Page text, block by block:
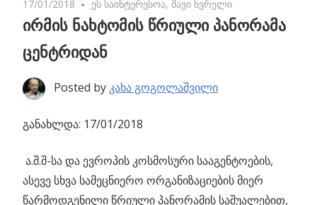
17/01/2018 No comments
ეს საინტერესოა,შავი ხვრელი
ირმის ნახტომის წრიული პანორამა
ცენტრიდან
Posted by კახა გოგოლაშვილი
განახლდა: 17/01/2018
ა.შ.შ-სა და ევროპის კოსმოსური სააგენტოების,
ასევე სხვა სამეცნიერო ორგანიზაციებისმიერ
წარმოდგენილი წრიული პანორამის საშუალებით,